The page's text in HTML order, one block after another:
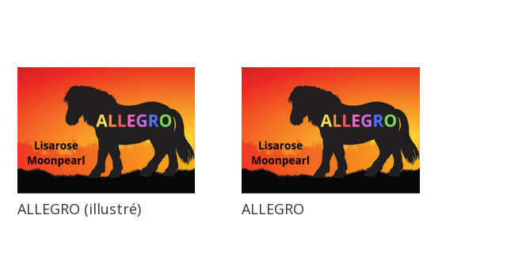
ALLEGRO (illustré) ALLEGRO